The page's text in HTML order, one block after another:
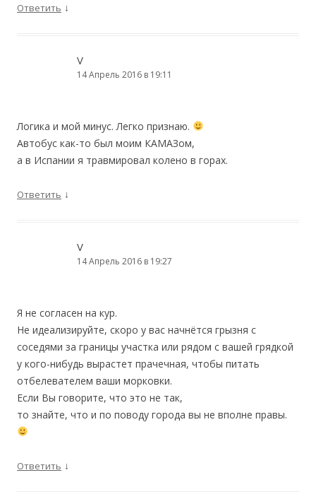
Ответить ↓
V
14 Апрель 2016 в 19:11
Логика и мой минус. Легко признаю.
Автобус как-то был моим КАМАЗом,
а в Испании я травмировал колено в горах.
Ответить ↓
V
14 Апрель 2016 в 19:27
Я не согласен на кур.
Не идеализируйте, скоро у вас начнётся грызня с
соседями за границы участка или рядом с вашей грядкой
у кого-нибудь вырастет прачечная, чтобы питать
отбелевателем ваши морковки.
Если Вы говорите, что это не так,
то знайте, что и по поводу города вы не вполне правы.
Ответить ↓